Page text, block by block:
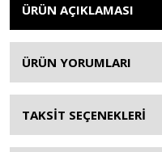
ÜRÜN AÇIKLAMASI
ÜRÜN YORUMLARI
TAKSİT SEÇENEKLERİ